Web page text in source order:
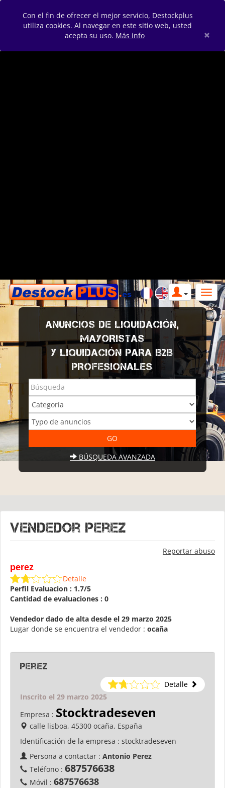
Con el fin de ofrecer el mejor servicio, Destockplus
utiliza cookies. Al navegar en este sitio web, usted
acepta su uso. Más info ×
ANUNCIOS DE LIQUIDACIÓN,
MAYORISTAS
Y LIQUIDACIÓN PARA B2B
PROFESIONALES
BÚSQUEDA AVANZADA
Vendedor perez
Reportar abuso
perez
Detalle
Perfil Evaluacion : 1.7/5
Cantidad de evaluaciones : 0
Vendedor dado de alta desde el 29 marzo 2025
Lugar donde se encuentra el vendedor : ocaña
perez
Detalle
Inscrito el 29 marzo 2025
Empresa : Stocktradeseven
calle lisboa, 45300 ocaña, España
Identificación de la empresa : stocktradeseven
Persona a contactar : Antonio Perez
Teléfono : 687576638
Móvil : 687576638